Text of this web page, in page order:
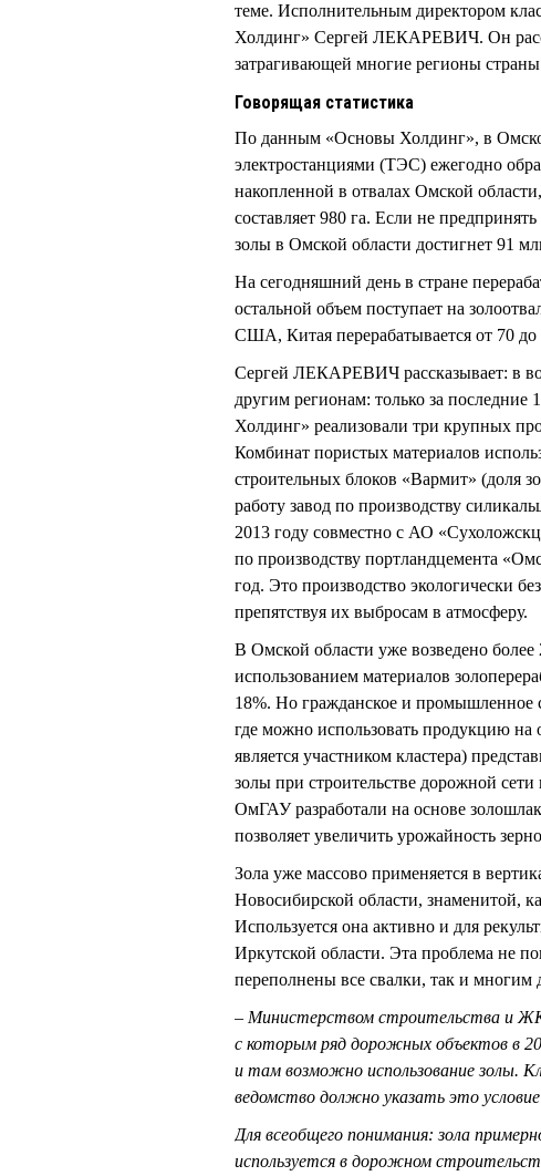
теме. Исполнительным директором
Холдинг» Сергей ЛЕКАРЕВИЧ. Он
затрагивающей многие регионы
Говорящая статистика
По данным «Основы Холдинг», в
электростанциями (ТЭС) ежегодно
накопленной в отвалах Омской
составляет 980 га. Если не
золы в Омской области достигнет 91
На сегодняшний день в стране
остальной объем поступает на
США, Китая перерабатывается от 70 до
Сергей ЛЕКАРЕВИЧ рассказывает: в
другим регионам: только за
Холдинг» реализовали три крупных
Комбинат пористых материалов
строительных блоков «Вармит» (доля
работу завод по производству
2013 году совместно с АО
по производству портландцемента
год. Это производство экологически
препятствуя их выбросам в атмосферу.
В Омской области уже возведено
использованием материалов
18%. Но гражданское и промышленное
где можно использовать продукцию
является участником кластера)
золы при строительстве дорожной
ОмГАУ разработали на основе
позволяет увеличить урожайность
Зола уже массово применяется в
Новосибирской области, знаменитой,
Используется она активно и для
Иркутской области. Эта проблема не
переполнены все свалки, так и многим
– Министерством строительства и
с которым ряд дорожных объектов в
и там возможно использование золы.
ведомство должно указать это условие
Для всеобщего понимания: зола
используется в дорожном